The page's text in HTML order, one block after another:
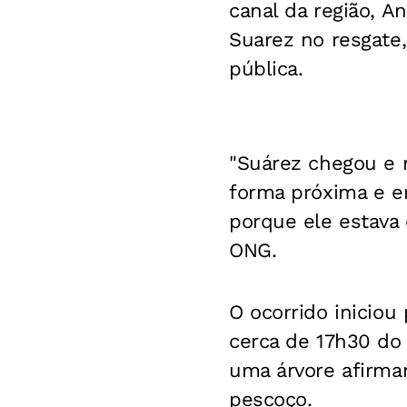
canal da região,
Suarez no
pública.
"Suárez chegou
forma próxima e
porque ele
ONG.
O ocorrido iniciou
cerca de 17h30
uma árvore
pescoço.